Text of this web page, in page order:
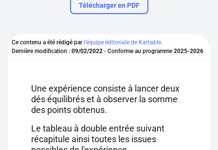
Se connecter
Pour profiter de 10 contenus offerts.
Télécharger en PDF
Ce contenu a été rédigé par l'équipe éditoriale de Kartable.
Dernière modification : 09/02/2022 - Conforme au programme 2025-2026
Une expérience consiste à lancer deux
dés équilibrés et à observer la somme
des points obtenus.
Le tableau à double entrée suivant
récapitule ainsi toutes les issues